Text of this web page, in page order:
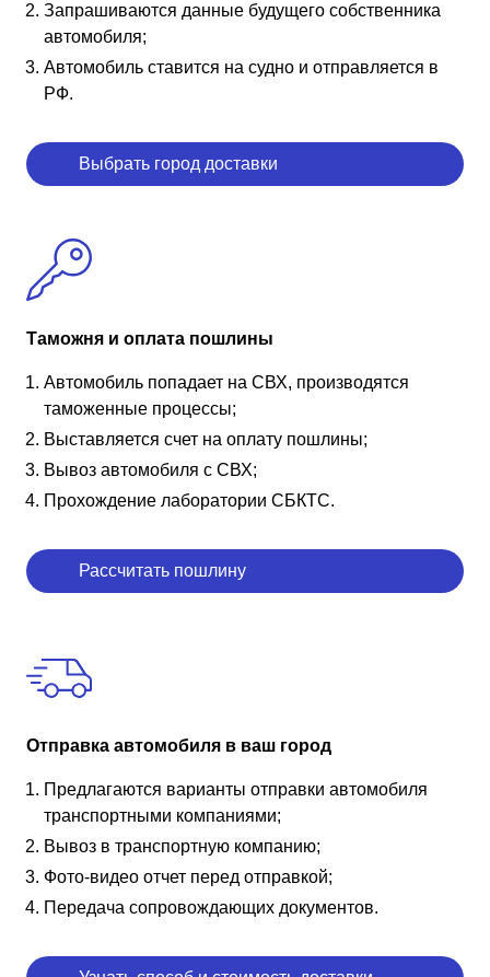
Запрашиваются данные будущего собственника
автомобиля;
Автомобиль ставится на судно и отправляется в
РФ.
Выбрать город доставки
Таможня и оплата пошлины
Автомобиль попадает на СВХ, производятся
таможенные процессы;
Выставляется счет на оплату пошлины;
Вывоз автомобиля с СВХ;
Прохождение лаборатории СБКТС.
Рассчитать пошлину
Отправка автомобиля в ваш город
Предлагаются варианты отправки автомобиля
транспортными компаниями;
Вывоз в транспортную компанию;
Фото-видео отчет перед отправкой;
Передача сопровождающих документов.